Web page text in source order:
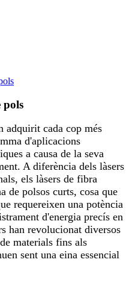
pols
adquirit cada cop més
d'aplicacions
a causa de la seva
A diferència dels làsers
els làsers de fibra
de polsos curts, cosa que
requereixen una potència
d'energia precís en
han revolucionat diversos
materials fins als
sent una eina essencial